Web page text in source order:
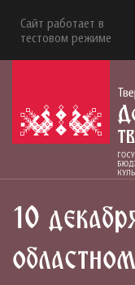
Сайт работает в
тестовом режиме
10